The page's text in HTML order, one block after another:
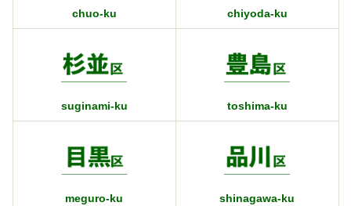
chuo-ku chiyoda-ku
suginami-ku toshima-ku
meguro-ku shinagawa-ku